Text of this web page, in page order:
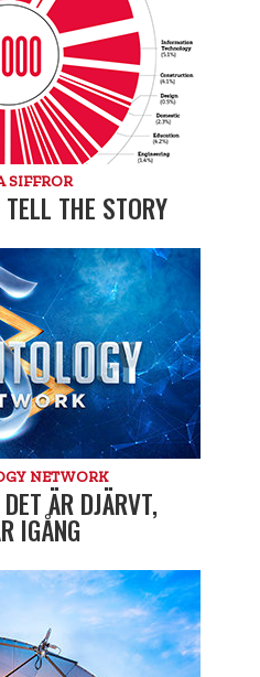
SIFFROR
THE STORY
NETWORK
ÄR DJÄRVT,
IGÅNG